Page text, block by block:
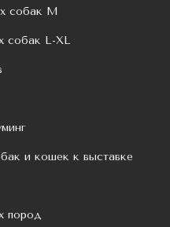
собак M
собак L-XL
и кошек к выставке
пород